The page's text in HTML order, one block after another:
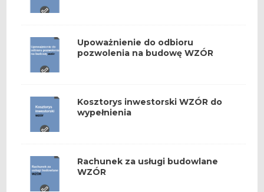
Upoważnienie do odbioru
pozwolenia na budowę WZÓR
Kosztorys inwestorski WZÓR do
wypełnienia
Rachunek za usługi budowlane
WZÓR